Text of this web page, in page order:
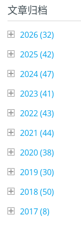
文章归档
2026 (32)
2025 (42)
2024 (47)
2023 (41)
2022 (43)
2021 (44)
2020 (38)
2019 (30)
2018 (50)
2017 (8)